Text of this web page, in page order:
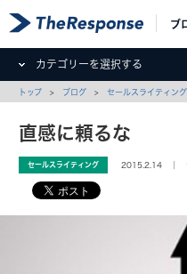
ブ
カテゴリーを選択する
トップ > ブログ >セールスライティング
直感に頼るな
セールスライティング 2015.2.14 ｜